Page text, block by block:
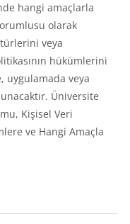
hangi amaçlarla
olarak
veya
hükümlerini
uygulamada veya
Üniversite
Kişisel Veri
ve Hangi Amaçla